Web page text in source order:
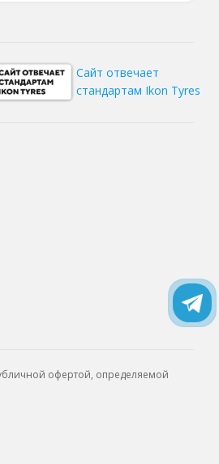
Сайт отвечает
стандартам Ikon Tyres
офертой, определяемой